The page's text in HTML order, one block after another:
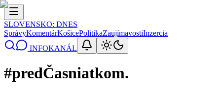
SLOVENSKO: DNES
SprávyKomentárKošicePolitikaZaujímavostiInzercia
INFOKANÁL
#predČasniatkom.